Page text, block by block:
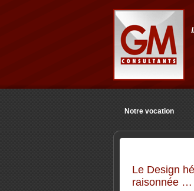
Notre vocation
Le Design
raisonnée …